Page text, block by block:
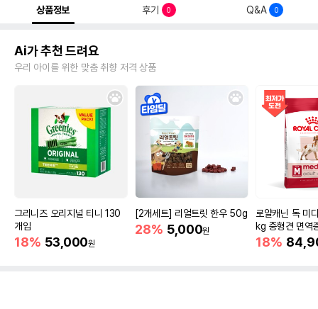
상품정보 후기 0 Q&A 0
Ai가 추천 드려요
우리 아이를 위한 맞춤 취향 저격 상품
그리니즈 오리지널 티니 130
개입
18% 53,000원
[2개세트] 리얼트릿 한우 50g
28% 5,000원
로얄캐닌 독 미
kg 중형견 면역
18%